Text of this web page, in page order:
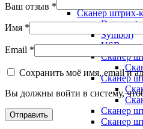
Сканер штрих-
Datamax)
Symbol)
USB
Сканер
Сканер
Сканер
Сканер
Ваш отзыв *
Имя *
Email *
Сохранить моё имя, email и
Вы должны войти в систему,